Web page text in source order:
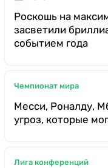
Роскошь на
засветили
событием года
Чемпионат мира
Месси, Роналду,
угроз, которые
Лига конференций